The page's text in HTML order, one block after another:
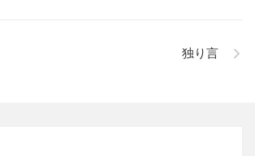
独り言